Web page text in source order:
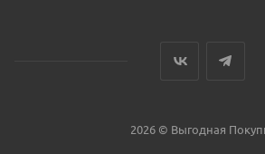
2026 © Выгодная